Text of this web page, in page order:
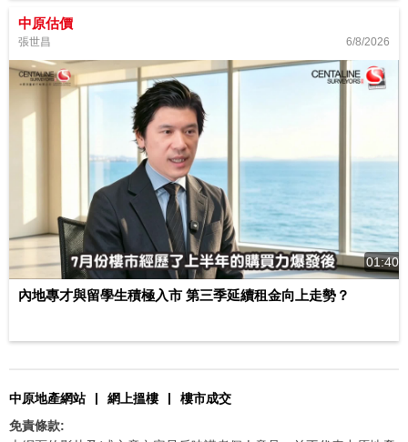
中原估價
張世昌 6/8/2026
01:40
內地專才與留學生積極入市 第三季延續租金向上走勢？
中原地產網站 | 網上搵樓 |
樓市成交
免責條款: